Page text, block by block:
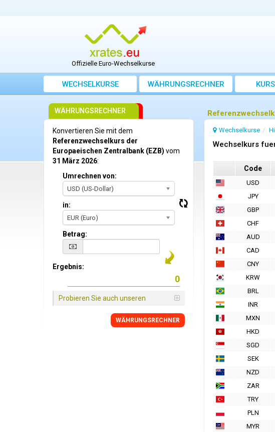
Offizielle Euro-Wechselkurse
WECHSELKURSE WÄHRUNGSRECHNER
Wechselkurse
Wechselkurs
Code
USD
JPY
GBP
CHF
AUD
CAD
CNY
KRW
BRL
INR
MXN
HKD
SGD
SEK
NZD
ZAR
TRY
PLN
MYR
WÄHRUNGSRECHNER
Konvertieren Sie mit dem
Referenzwechselkurs der
Europaeischen Zentralbank (EZB) vom
31 März 2026:
Umrechnen von:
USD (US-Dollar)
in:
EUR (Euro)
Betrag:
Ergebnis:
Probieren Sie auch unseren
WÄHRUNGSRECHNER